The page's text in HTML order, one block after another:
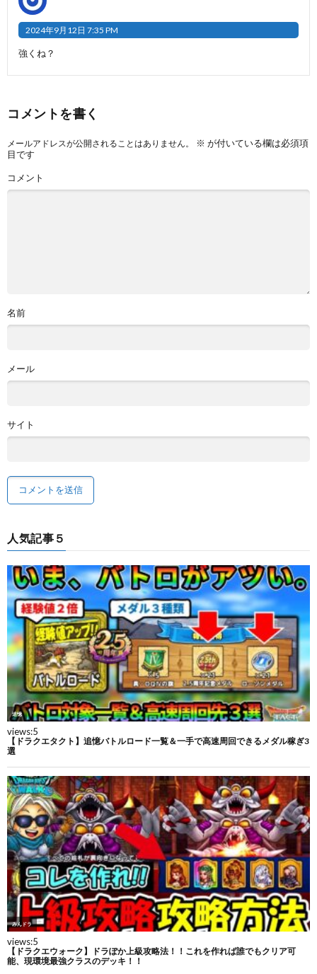
2024年9月12日 7:35 PM
強くね？
コメントを書く
メールアドレスが公開されることはありません。 ※ が付いている欄は必須項
目です
コメント
名前
メール
サイト
人気記事５